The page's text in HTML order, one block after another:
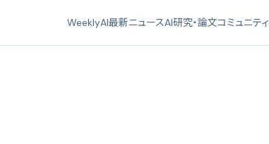
WeeklyAI最新ニュースAI研究・論文コミュニティ